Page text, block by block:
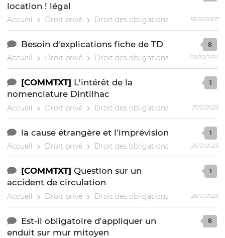
location ! légal
Accueil Droit privé Droit des obligations 18/10/2007
Besoin d'explications fiche de TD
Accueil Droit privé Droit des obligations
8
09/10/2014
[COMMTXT] L'intérêt de la
nomenclature Dintilhac
Accueil Droit privé Droit des obligations
1
27/11/2023
la cause étrangère et l’imprévision
Accueil Droit privé Droit des obligations
1
26/11/2023
[COMMTXT] Question sur un
accident de circulation
Accueil Droit privé Droit des obligations
1
26/11/2023
Est-il obligatoire d'appliquer un
enduit sur mur mitoyen
8